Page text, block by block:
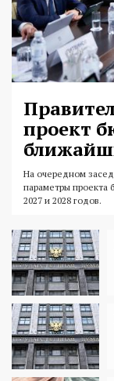
проект
На очередном
параметры проекта
2027 и 2028 годов.